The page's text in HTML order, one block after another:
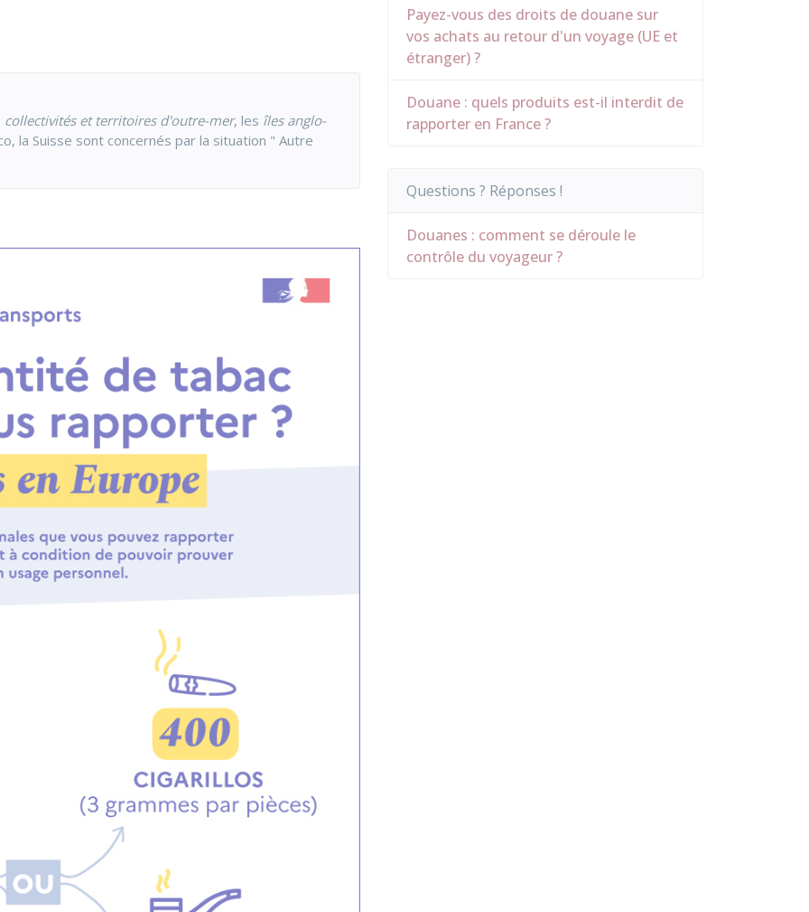
collectivités et territoires d'outre-mer, les îles anglo-
la Suisse sont concernés par la situation " Autre
Payez-vous des droits de douane sur
vos achats au retour d'un voyage (UE et
étranger) ?
Douane : quels produits est-il interdit de
rapporter en France ?
Questions ? Réponses !
Douanes : comment se déroule le
contrôle du voyageur ?